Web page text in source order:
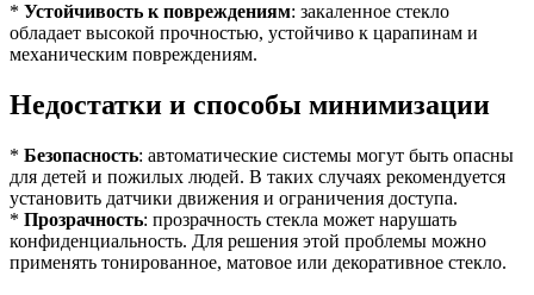
* Устойчивость к повреждениям: закаленное стекло
обладает высокой прочностью, устойчиво к царапинам и
механическим повреждениям.
Недостатки и способы минимизации
* Безопасность: автоматические системы могут быть опасны
для детей и пожилых людей. В таких случаях рекомендуется
установить датчики движения и ограничения доступа.
* Прозрачность: прозрачность стекла может нарушать
конфиденциальность. Для решения этой проблемы можно
применять тонированное, матовое или декоративное стекло.